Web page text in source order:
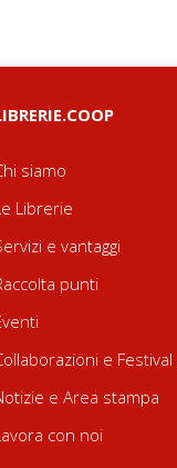
siamo
Librerie
e vantaggi
punti
e Festival
e Area stampa
con noi